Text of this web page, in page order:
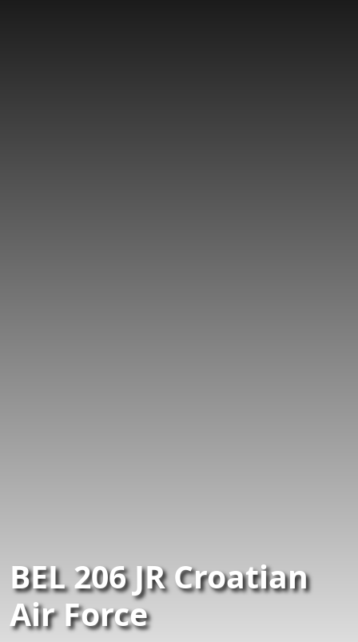
BEL 206 JR Croatian
Air Force